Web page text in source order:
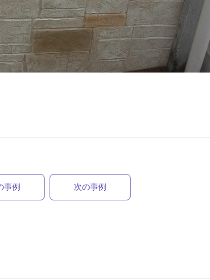
事例 次の事例